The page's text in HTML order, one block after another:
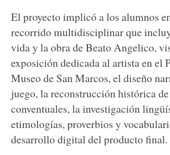
El proyecto implicó a los alumnos
recorrido multidisciplinar que
vida y la obra de Beato Angelico,
exposición dedicada al artista en el
Museo de San Marcos, el diseño
juego, la reconstrucción histórica
conventuales, la investigación
etimologías, proverbios y
desarrollo digital del producto final.